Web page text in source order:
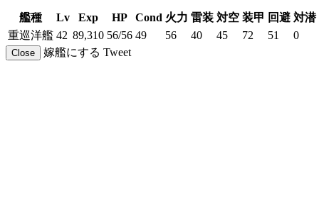
艦種 Lv Exp HP Cond 火力 雷装 対空 装甲 回避 対潜
重巡洋艦 42 89,310 56/56 49 56 40 45 72 51 0
Close 嫁艦にする Tweet